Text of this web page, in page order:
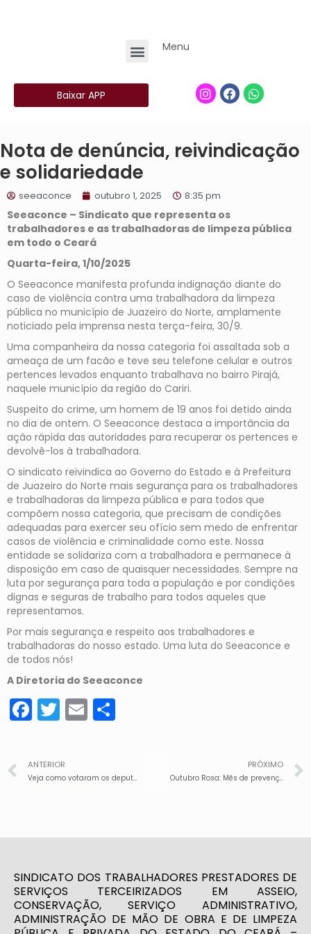
Menu
Baixar APP
Nota de denúncia, reivindicação
e solidariedade
seeaconce outubro 1, 2025 8:35 pm
Seeaconce – Sindicato que representa os
trabalhadores e as trabalhadoras de limpeza pública
em todo o Ceará
Quarta-feira, 1/10/2025
O Seeaconce manifesta profunda indignação diante do
caso de violência contra uma trabalhadora da limpeza
pública no município de Juazeiro do Norte, amplamente
noticiado pela imprensa nesta terça-feira, 30/9.
Uma companheira da nossa categoria foi assaltada sob a
ameaça de um facão e teve seu telefone celular e outros
pertences levados enquanto trabalhava no bairro Pirajá,
naquele município da região do Cariri.
Suspeito do crime, um homem de 19 anos foi detido ainda
no dia de ontem. O Seeaconce destaca a importância da
ação rápida das autoridades para recuperar os pertences e
devolvê-los à trabalhadora.
O sindicato reivindica ao Governo do Estado e à Prefeitura
de Juazeiro do Norte mais segurança para os trabalhadores
e trabalhadoras da limpeza pública e para todos que
compõem nossa categoria, que precisam de condições
adequadas para exercer seu ofício sem medo de enfrentar
casos de violência e criminalidade como este. Nossa
entidade se solidariza com a trabalhadora e permanece à
disposição em caso de quaisquer necessidades. Sempre na
luta por segurança para toda a população e por condições
dignas e seguras de trabalho para todos aqueles que
representamos.
Por mais segurança e respeito aos trabalhadores e
trabalhadoras do nosso estado. Uma luta do Seeaconce e
de todos nós!
A Diretoria do Seeaconce
Facebook
Twitter
Email
ANTERIOR
Veja como votaram os deputados cearenses – Votou SIM a Pec da Blindagem
PRÓXIMO
Outubro Rosa: Mês de prevenção ao câncer de mama e do colo do útero
SINDICATO DOS TRABALHADORES PRESTADORES DE
SERVIÇOS TERCEIRIZADOS EM ASSEIO,
CONSERVAÇÃO, SERVIÇO ADMINISTRATIVO,
ADMINISTRAÇÃO DE MÃO DE OBRA E DE LIMPEZA